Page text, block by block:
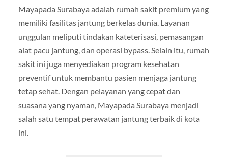
Mayapada Surabaya adalah rumah sakit premium yang
memiliki fasilitas jantung berkelas dunia. Layanan
unggulan meliputi tindakan kateterisasi, pemasangan
alat pacu jantung, dan operasi bypass. Selain itu, rumah
sakit ini juga menyediakan program kesehatan
preventif untuk membantu pasien menjaga jantung
tetap sehat. Dengan pelayanan yang cepat dan
suasana yang nyaman, Mayapada Surabaya menjadi
salah satu tempat perawatan jantung terbaik di kota
ini.